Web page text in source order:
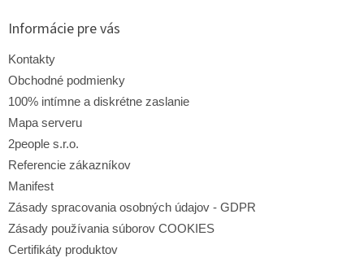
Informácie pre vás
Kontakty
Obchodné podmienky
100% intímne a diskrétne zaslanie
Mapa serveru
2people s.r.o.
Referencie zákazníkov
Manifest
Zásady spracovania osobných údajov - GDPR
Zásady používania súborov COOKIES
Certifikáty produktov